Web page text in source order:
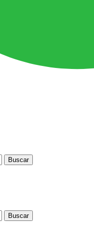
Buscar
Buscar